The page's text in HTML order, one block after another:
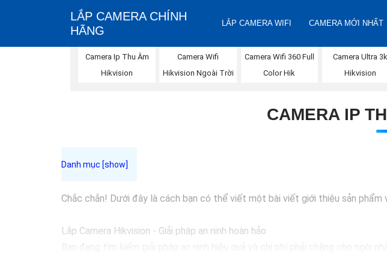
LẮP CAMERA CHÍNH
HÃNG
LẮP CAMERA WIFI CAMERA MỚI NHẤT
Camera Ip Thu Âm
Hikvision
Camera Wifi
Hikvision Ngoài Trời
Camera Wifi 360 Full
Color Hik
Camera Ultra 3k
Hikvision
CAMERA IP
Chắc chắn! Dưới đây là cách bạn có thể viết một bài viết giới thiệu sản
Lắp Camera Hikvision - Giải pháp an ninh hoàn hảo